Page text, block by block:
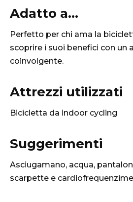
Adatto a...
Perfetto per chi ama la
scoprire i suoi benefici con un
coinvolgente.
Attrezzi utilizzati
Bicicletta da indoor cycling
Suggerimenti
Asciugamano, acqua,
scarpette e